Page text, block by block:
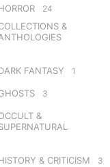
24
&
FANTASY 1
3
&
& CRITICISM 3